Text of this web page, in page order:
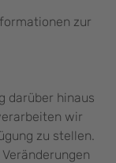
zur
darüber hinaus
wir
zu stellen.